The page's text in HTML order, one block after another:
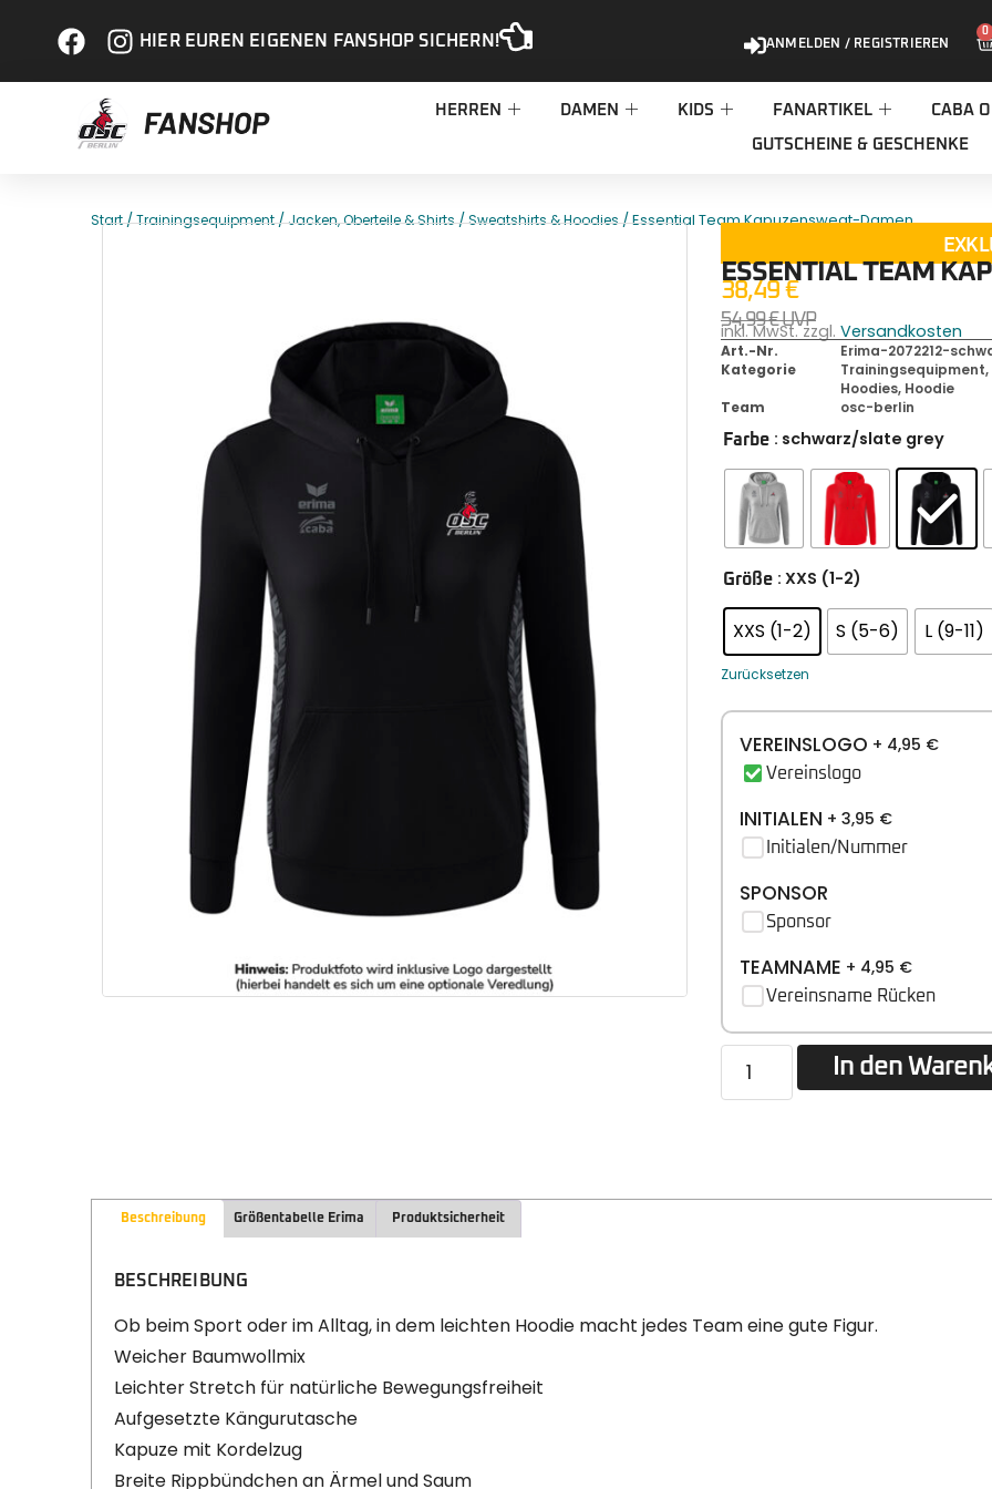
HIER EUREN EIGENEN FANSHOP SICHERN! ANMELDEN / REGISTRIEREN
0
HERREN DAMEN KIDS FANARTIKEL CABA
GUTSCHEINE & GESCHENKE
Start/Trainingsequipment/Jacken, Oberteile & Shirts/Sweatshirts & Hoodies/ Essential Team Kapuzensweat-Damen
ESSENTIAL TEAM
38,49€
54,99€UVP
inkl. MwSt. zzgl.Versandkosten
Art.-Nr.
Erima-2072212-
Kategorie
Trainingsequipment,
Hoodies, Hoodie
Team
osc-berlin
Farbe : schwarz/slate grey
Größe : XXS (1-2)
XXS (1-2) S (5-6) L (9-11)
Zurücksetzen
VEREINSLOGO + 4,95 €
Vereinslogo
INITIALEN + 3,95 €
Initialen/Nummer
SPONSOR
Sponsor
TEAMNAME + 4,95 €
Vereinsname Rücken
In den
Beschreibung Größentabelle Erima Produktsicherheit
BESCHREIBUNG
Ob beim Sport oder im Alltag, in dem leichten Hoodie macht jedes Team eine gute Figur.
Weicher Baumwollmix
Leichter Stretch für natürliche Bewegungsfreiheit
Aufgesetzte Kängurutasche
Kapuze mit Kordelzug
Breite Rippbündchen an Ärmel und Saum